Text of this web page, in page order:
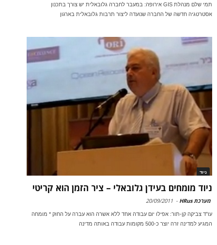
תמי שלם מנהלת GIS אירופה: במעבר לחברה גלובאלית יש צורך בתכנון
אסטרטגיה חדשה של החברה שנועדה ליצור תרבות גלובאלית בארגון
ניוד
ניוד מומחים בעידן גלובאלי – ציר הזמן הוא קריטי
מערכת HRus -
20/09/2011
עו"ד צביקה קן-תור: אפילו יום עבודה אחד ללא אשרה הוא עברה על החוק * מומחה
המגיע למדינה זרה יוצר כ-500 מקומות עבודה באותה מדינה